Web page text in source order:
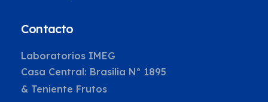
Contacto
Laboratorios IMEG
Casa Central: Brasilia Nº 1895
& Teniente Frutos